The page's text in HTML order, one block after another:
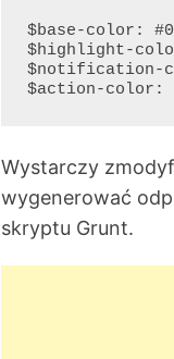
$base-color:
$highlight-
$notification-
Wystarczy
wygenerować
skryptu Grunt.